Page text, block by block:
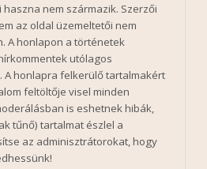
nem származik. Szerzői
az oldal üzemeltetői nem
A honlapon a történetek
utólagos
A honlapra felkerülő tartalmakért
feltöltője visel minden
is eshetnek hibák,
tűnő) tartalmat észlel a
az adminisztrátorokat, hogy